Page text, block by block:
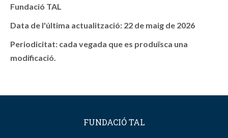
Fundació TAL
Data de l'última actualització: 22 de maig de 2026
Periodicitat: cada vegada que es produïsca una
modificació.
FUNDACIÓ TAL